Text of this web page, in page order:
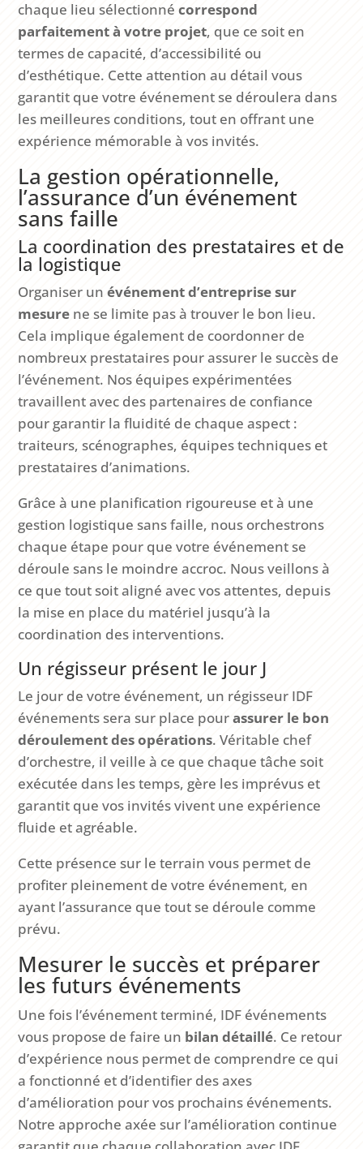
chaque lieu sélectionnécorrespond
parfaitement à votre projet, que ce soit en
termes de capacité, d’accessibilité ou
d’esthétique. Cette attention au détail vous
garantit que votre événement se déroulera dans
les meilleures conditions, tout en offrant une
expérience mémorable à vos invités.
La gestion opérationnelle,
l’assurance d’un événement
sans faille
La coordination des prestataires et de
la logistique
Organiser unévénement d’entreprise sur
mesure ne se limite pas à trouver le bon lieu.
Cela implique également de coordonner de
nombreux prestataires pour assurer le succès de
l’événement. Nos équipes expérimentées
travaillent avec des partenaires de confiance
pour garantir la fluidité de chaque aspect :
traiteurs, scénographes, équipes techniques et
prestataires d’animations.
Grâce à une planification rigoureuse et à une
gestion logistique sans faille, nous orchestrons
chaque étape pour que votre événement se
déroule sans le moindre accroc. Nous veillons à
ce que tout soit aligné avec vos attentes, depuis
la mise en place du matériel jusqu’à la
coordination des interventions.
Un régisseur présent le jour J
Le jour de votre événement, un régisseur IDF
événements sera sur place pourassurer le bon
déroulement des opérations. Véritable chef
d’orchestre, il veille à ce que chaque tâche soit
exécutée dans les temps, gère les imprévus et
garantit que vos invités vivent une expérience
fluide et agréable.
Cette présence sur le terrain vous permet de
profiter pleinement de votre événement, en
ayant l’assurance que tout se déroule comme
prévu.
Mesurer le succès et préparer
les futurs événements
Une fois l’événement terminé, IDF événements
vous propose de faire un bilan détaillé. Ce retour
d’expérience nous permet de comprendre ce qui
a fonctionné et d’identifier des axes
d’amélioration pour vos prochains événements.
Notre approche axée sur l’amélioration continue